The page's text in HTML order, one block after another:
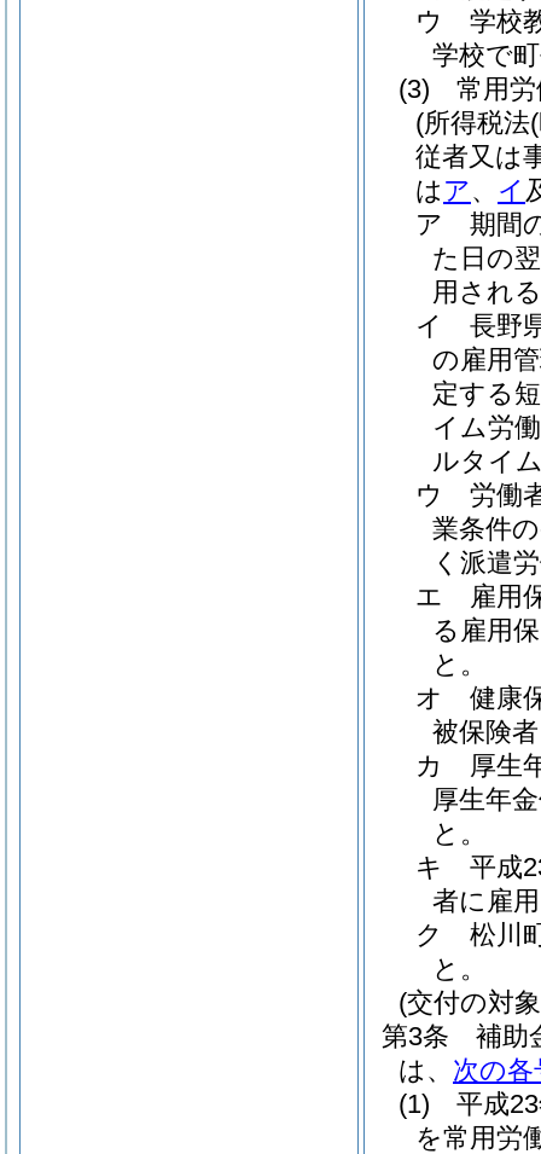
ウ
学校
学校で
(3)
常用
(所得税法
従者又は
は ア、 イ
ア
期間
た日の
用され
イ
長野
の雇用
定する
イム労
ルタイ
ウ
労働
業条件
く派遣
エ
雇用
る雇用
と。
オ
健康
被保険
カ
厚生
厚生年
と。
キ
平成
者に雇
ク
松川
と。
(交付の対
第3条
補助
は、 次の各
(1)
平成
を常用労